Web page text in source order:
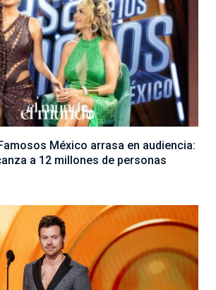
México arrasa en audiencia:
a 12 millones de personas